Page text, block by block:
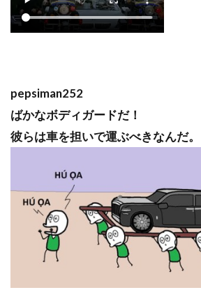
pepsiman252
ばかなボディガードだ！
彼らは車を担いで運ぶべきなんだ。